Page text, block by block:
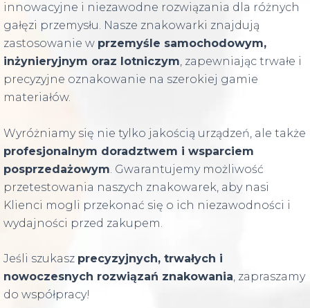
innowacyjne i niezawodne rozwiązania dla różnych
gałęzi przemysłu. Nasze znakowarki znajdują
zastosowanie w przemyśle samochodowym,
inżynieryjnym oraz lotniczym, zapewniając trwałe i
precyzyjne oznakowanie na szerokiej gamie
materiałów.
Wyróżniamy się nie tylko jakością urządzeń, ale także
profesjonalnym doradztwem i wsparciem
posprzedażowym. Gwarantujemy możliwość
przetestowania naszych znakowarek, aby nasi
Klienci mogli przekonać się o ich niezawodności i
wydajności przed zakupem.
Jeśli szukasz precyzyjnych, trwałych i
nowoczesnych rozwiązań znakowania, zapraszamy
do współpracy!